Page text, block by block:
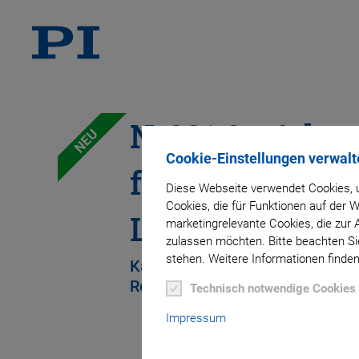
Cookie-Einstellungen
Diese Webseite verwendet
Cookies, die für Funktionen auf der
marketingrelevante Cookies, die
zulassen möchten. Bitte beachten
stehen. Weitere Informationen
Technisch notwendige Cookies
Impressum
NEU
N-331.0x
für N-331.xxU
Linearaktor
Kabel für Motor-, Sensor- und
Referenzschaltersignale